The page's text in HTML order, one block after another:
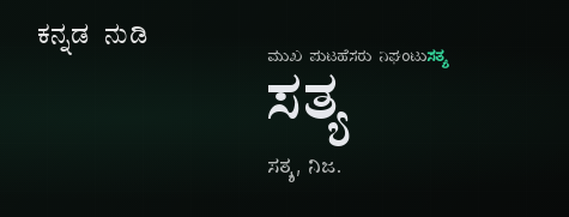
ಕನ್ನಡ ನುಡಿ
ಮುಖ ಪುಟಹೆಸರು ನಿಘಂಟುಸತ್ಯ
ಸತ್ಯ
ಸತ್ಯ, ನಿಜ.